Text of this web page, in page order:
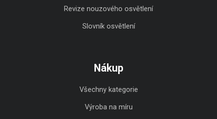
Revize nouzového osvětlení
Slovník osvětlení
Nákup
Všechny kategorie
Výroba na míru